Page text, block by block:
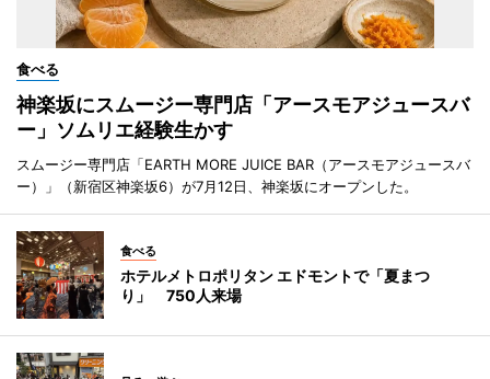
食べる
神楽坂にスムージー専門店「アースモアジュースバ
ー」ソムリエ経験生かす
スムージー専門店「EARTH MORE JUICE BAR（アースモアジュースバ
ー）」（新宿区神楽坂6）が7月12日、神楽坂にオープンした。
食べる
ホテルメトロポリタン エドモントで「夏まつ
り」 750人来場